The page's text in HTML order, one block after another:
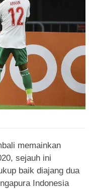
memainkan
sejauh ini
baik diajang dua
Indonesia